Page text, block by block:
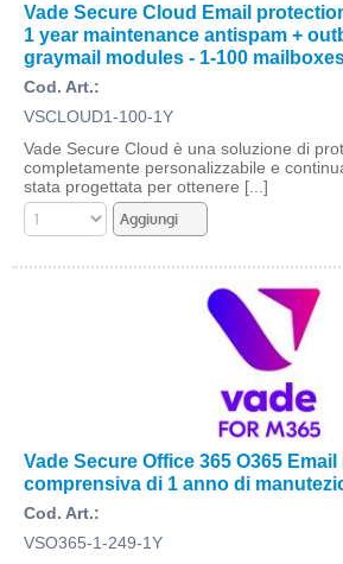
Vade Secure Cloud Email
1 year maintenance antispam +
graymail modules - 1-100
Cod. Art.:
VSCLOUD1-100-1Y
Vade Secure Cloud è una soluzione di
completamente personalizzabile e
stata progettata per ottenere [...]
Vade Secure Office 365 O365
comprensiva di 1 anno di
Cod. Art.:
VSO365-1-249-1Y